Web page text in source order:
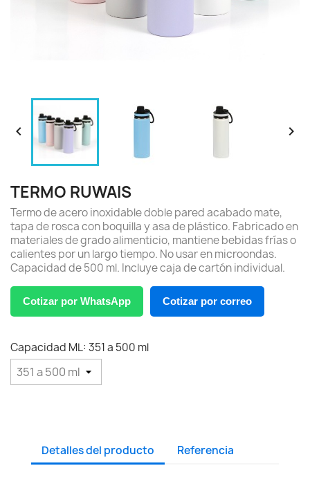
 
TERMO RUWAIS
Termo de acero inoxidable doble pared acabado mate,
tapa de rosca con boquilla y asa de plástico. Fabricado en
materiales de grado alimenticio, mantiene bebidas frías o
calientes por un largo tiempo. No usar en microondas.
Capacidad de 500 ml. Incluye caja de cartón individual.
Cotizar por WhatsApp Cotizar por correo
Capacidad ML: 351 a 500 ml
Detalles del producto Referencia